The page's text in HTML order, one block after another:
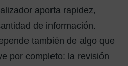
aporta rapidez,
de información.
también de algo que
por completo: la revisión